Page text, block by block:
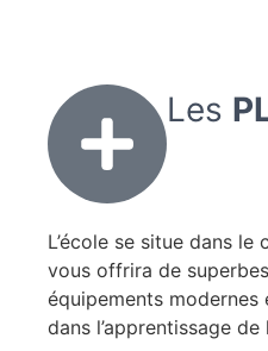
Les
L’école se situe dans le
vous offrira de
équipements
dans l’apprentissage de